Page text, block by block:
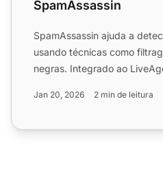
SpamAssassin
SpamAssassin ajuda a
usando técnicas como
negras. Integrado ao
Jan 20, 2026 2 min de leitura